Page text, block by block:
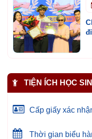
TIỆN ÍCH HỌC
Cấp giấy xác
Thời gian biểu